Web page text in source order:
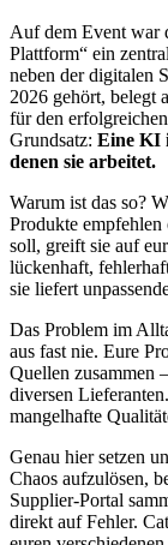
Auf dem Event war
Plattform“ ein
neben der digitalen
2026 gehört, belegt
für den
Grundsatz: Eine KI
denen sie arbeitet.
Warum ist das so?
Produkte
soll, greift sie auf
lückenhaft,
sie liefert
Das Problem im
aus fast nie. Eure
Quellen zusammen
diversen
mangelhafte
Genau hier setzen
Chaos aufzulösen,
Supplier-Portal
direkt auf Fehler.